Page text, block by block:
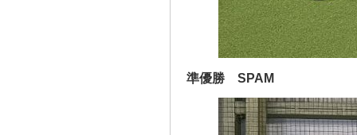
準優勝 SPAM